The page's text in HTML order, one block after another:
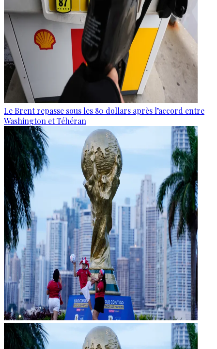
Le Brent repasse sous les 80 dollars après l’accord entre
Washington et Téhéran